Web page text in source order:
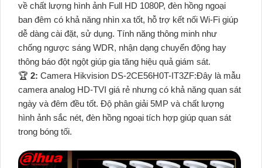
về chất lượng hình ảnh Full HD 1080P, đèn hồng ngoại
ban đêm có khả năng nhìn xa tốt, hỗ trợ kết nối Wi-Fi giúp
dễ dàng cài đặt, sử dụng. Tính năng thông minh như
chống ngược sáng WDR, nhận dạng chuyển động hay
thông báo đột ngột giúp gia tăng hiệu quả giám sát.
️🏆 2: Camera Hikvision DS-2CE56H0T-IT3ZF:Đây là mẫu
camera analog HD-TVI giá rẻ nhưng có khả năng quan sát
ngày và đêm đều tốt. Độ phân giải 5MP và chất lượng
hình ảnh sắc nét, đèn hồng ngoại tích hợp giúp quan sát
trong bóng tối.